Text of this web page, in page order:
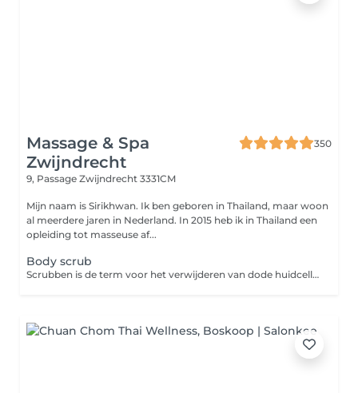
Massage & Spa
Zwijndrecht
350
9, Passage Zwijndrecht 3331CM
Mijn naam is Sirikhwan. Ik ben geboren in Thailand, maar woon
al meerdere jaren in Nederland. In 2015 heb ik in Thailand een
opleiding tot masseuse af...
Body scrub
Scrubben is de term voor het verwijderen van dode huidcellen. Als je je dode huidcellen wegveegt, komt er een nieuwe en jeugdige huid tevoorschijn die onweerstaanbaar straalt. Je stimuleert zo ook het natuurlijke herstel van het huidoppervlak. Omdat je huidcellen zich voortdurend vernieuwen, is het belangrijk om een tot twee keer per week te scrubben. Een gescrubde huid wordt bovendien intenser bruin en neemt bodylotion beter op. Scrubben hoeft én mag trouwens niet elke dag. Eén tot twee keer per week is genoeg. Voor mensen met een heel droge of gevoelige huid is twee keer per maand zelfs voldoende.